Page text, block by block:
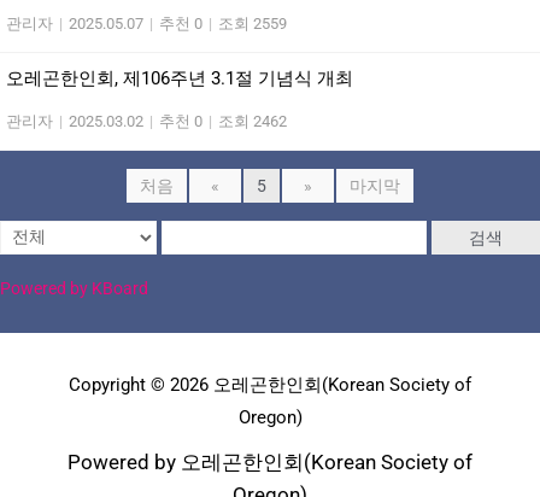
관리자 | 2025.05.07 | 추천 0 | 조회 2559
오레곤한인회, 제106주년 3.1절 기념식 개최
관리자 | 2025.03.02 | 추천 0 | 조회 2462
처음 « 5 » 마지막
검색
Powered by KBoard
Copyright © 2026 오레곤한인회(Korean Society of
Oregon)
Powered by 오레곤한인회(Korean Society of